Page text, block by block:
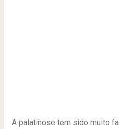
A palatinose tem sido muito